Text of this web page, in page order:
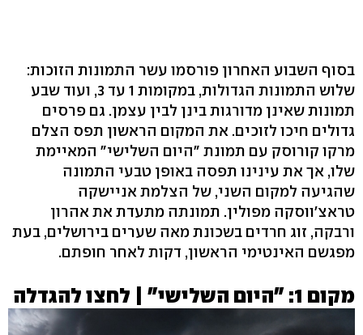
בסוף השבוע האחרון פורסמו עשר התמונות הזוכות:
שלוש התמונות הגדולות, במקומות 1 עד 3, ועוד שבע
תמונות שאינן מדורגות בינן לבין עצמן. גם פרסים
גדולים חיכו לזוכים. את המקום הראשון תפס הצלם
מרקו קורוסק עם תמונת "היום השלישי" המאיימת
שלו, אך את עינינו תפסה באופן טבעי התמונה
שהגיעה למקום השני, של הצלמת אניישקה
טראצ'ווסקה מפולין. תמונתה מתעדת את אהרון
ורבקה, זוג חרדים בשכונת מאה שערים בירושלים, בעת
מפגשם האינטימי הראשון, דקות לאחר חופתם.
מקום 1: "היום השלישי" | לחצו להגדלה